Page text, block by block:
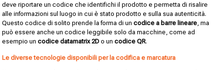
deve riportare un codice che identifichi il prodotto e permetta di risalire
alle informazioni sul luogo in cui è stato prodotto e sulla sua autenticità.
Questo codice di solito prende la forma di uncodice a barre lineare, ma
può essere anche un codice leggibile solo da macchine, come ad
esempio uncodice datamatrix 2D o uncodice QR.
Le diverse tecnologie disponibili per la codifica e marcatura